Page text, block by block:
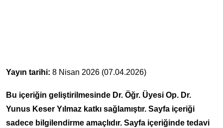
Yayın tarihi: 8 Nisan 2026 (07.04.2026)
Bu içeriğin geliştirilmesinde Dr. Öğr. Üyesi Op. Dr.
Yunus Keser Yılmaz katkı sağlamıştır. Sayfa içeriği
sadece bilgilendirme amaçlıdır. Sayfa içeriğinde tedavi